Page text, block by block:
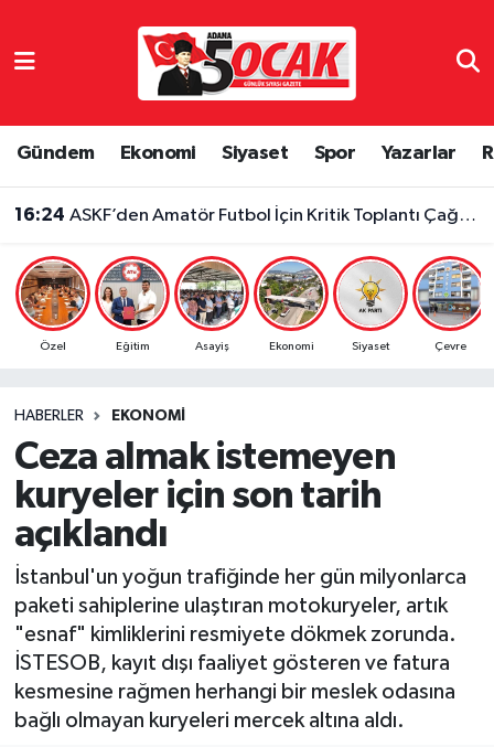
Gündem Ekonomi Siyaset Spor Yazarlar
16:24 ASKF’den Amatör Futbol İçin Kritik Toplantı Çağrısı
Özel Eğitim Asayiş Ekonomi Siyaset Çevre
HABERLER EKONOMI
Ceza almak istemeyen
kuryeler için son tarih
açıklandı
İstanbul'un yoğun trafiğinde her gün milyonlarca
paketi sahiplerine ulaştıran motokuryeler, artık
"esnaf" kimliklerini resmiyete dökmek zorunda.
İSTESOB, kayıt dışı faaliyet gösteren ve fatura
kesmesine rağmen herhangi bir meslek odasına
bağlı olmayan kuryeleri mercek altına aldı.
Dünya
Eğitim
Gündem
Haber Reklam
Magazin
Özel
Resmi İlanlar
Sağlık
Adana Nöbetçi Eczaneler
Adana Trafik Yoğunluk Haritası
Süper Lig Puan Durumu ve Fikstür
Son Dakika Haberleri
Haber Arşivi